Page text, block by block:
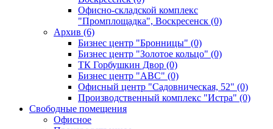
Офисно-складской комплекс
"Промплощадка", Воскресенск (0)
Архив (6)
Бизнес центр "Бронницы" (0)
Бизнес центр "Золотое кольцо" (0)
ТК Горбушкин Двор (0)
Бизнес центр "АВС" (0)
Офисный центр "Садовническая, 52" (0)
Производственный комплекс "Истра" (0)
Свободные помещения
Офисное